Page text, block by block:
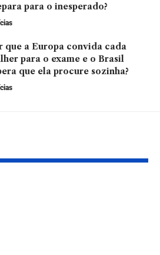
para o inesperado?
que a Europa convida cada
para o exame e o Brasil
que ela procure sozinha?